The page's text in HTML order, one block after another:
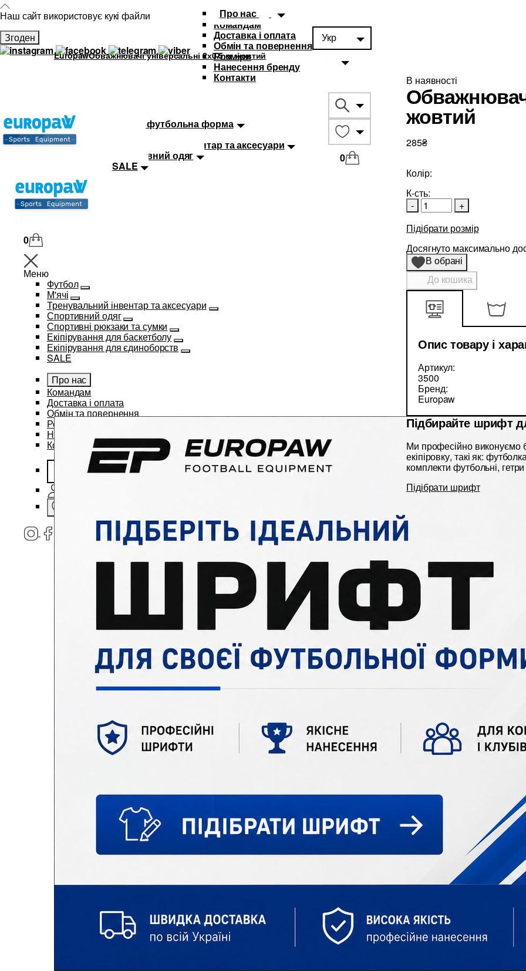
Про нас
Командам
Доставка і оплата
Обмін та повернення
Розміри
Нанесення бренду
Контакти
Укр
Дитяча футбольна форма
Тренувальний інвентар та аксесуари
Спортивний одяг
SALE
0
0
Меню
Футбол
М'ячі
Тренувальний інвентар та аксесуари
Спортивний одяг
Спортивні рюкзаки та сумки
Екіпірування для баскетболу
Екіпірування для єдиноборств
SALE
Про нас
Командам
Доставка і оплата
Обмін та повернення
Розміри
Нанесення бренду
Контакти
Наш сайт використовує кукі файли
Згоден
EuropawОбважнювачі універсальні 2х0.5 кг жовтий
В наявності
жовтий
285₴
Колір:
К-сть:
-
+
Підібрати розмір
Досягнуто максимально
В обрані
До кошика
Опис товару і
Артикул:
3500
Бренд:
Europaw
Підбирайте шрифт
Ми професійно виконуємо
екіпіровку, такі як:
комплекти футбольні,
Підібрати шрифт